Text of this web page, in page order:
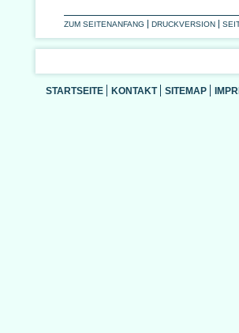
ZUM SEITENANFANG DRUCKVERSION
STARTSEITE KONTAKT SITEMAP